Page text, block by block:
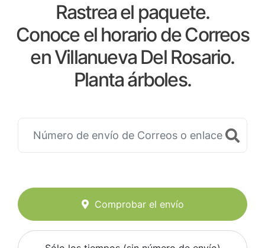
Rastrea el paquete.
Conoce el horario de Correos
en Villanueva Del Rosario.
Planta árboles.
Comprobar el envío